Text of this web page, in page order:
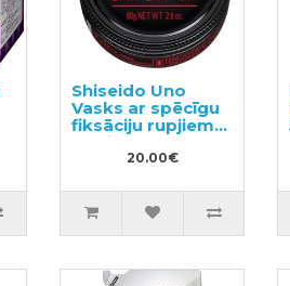
Shiseido Uno
Vasks ar spēcīgu
fiksāciju rupjiem
matiem 80g
20.00€